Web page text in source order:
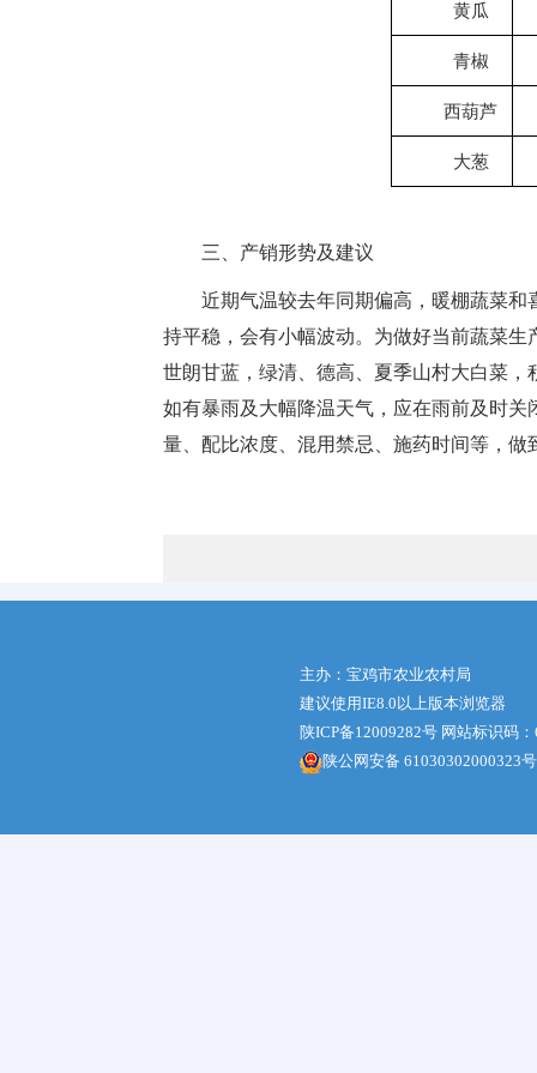
黄瓜
青椒
西葫芦
大葱
三、产销形势及建议
近期气温较去年同期偏高，暖棚蔬菜
持平稳，会有小幅波动。为做好当前蔬菜
世朗甘蓝，绿清、德高、夏季山村大白菜
如有暴雨及大幅降温天气，应在雨前及时
量、配比浓度、混用禁忌、施药时间等，
主办：宝鸡市农业农村局
建议使用IE8.0以上版本浏览器
陕ICP备12009282号 网站标识码
陕公网安备 61030302000323号